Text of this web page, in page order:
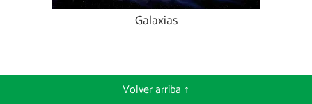
Galaxias
Volver arriba ↑